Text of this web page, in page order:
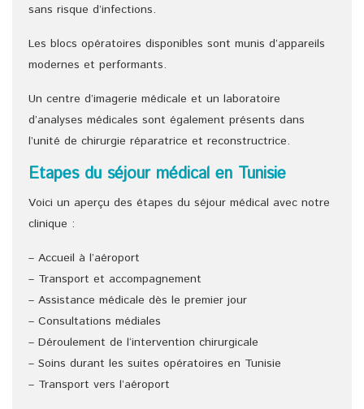
sans risque d’infections.
Les blocs opératoires disponibles sont munis d’appareils
modernes et performants.
Un centre d’imagerie médicale et un laboratoire
d’analyses médicales sont également présents dans
l’unité de chirurgie réparatrice et reconstructrice.
Etapes du séjour médical en Tunisie
Voici un aperçu des étapes du séjour médical avec notre
clinique :
– Accueil à l’aéroport
– Transport et accompagnement
– Assistance médicale dès le premier jour
– Consultations médiales
– Déroulement de l‘intervention chirurgicale
– Soins durant les suites opératoires en Tunisie
– Transport vers l’aéroport